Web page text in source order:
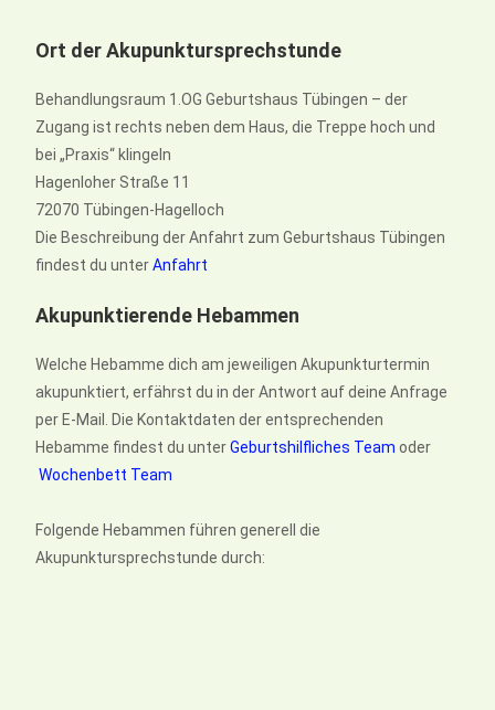
Ort der Akupunktursprechstunde
Behandlungsraum 1.OG Geburtshaus Tübingen – der
Zugang ist rechts neben dem Haus, die Treppe hoch und
bei „Praxis“ klingeln
Hagenloher Straße 11
‎72070 Tübingen-Hagelloch
Die Beschreibung der Anfahrt zum Geburtshaus Tübingen
findest du unterAnfahrt
Akupunktierende Hebammen
Welche Hebamme dich am jeweiligen Akupunkturtermin
akupunktiert, erfährst du in der Antwort auf deine Anfrage
per E-Mail. Die Kontaktdaten der entsprechenden
Hebamme findest du unterGeburtshilfliches Team oder
Wochenbett Team
Folgende Hebammen führen generell die
Akupunktursprechstunde durch: